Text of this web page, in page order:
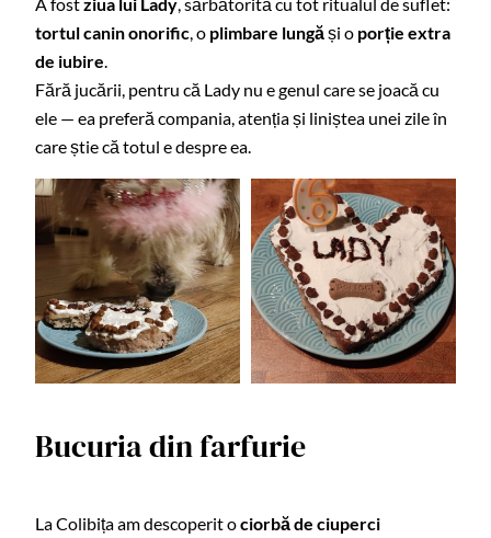
tortul canin onorific, o plimbare lungăși o porție extra
de iubire.
Fără jucării, pentru că Lady nu e genul care se joacă cu
ele — ea preferă compania, atenția și liniștea unei zile în
care știe că totul e despre ea.
Bucuria din farfurie
La Colibița am descoperit ociorbă de ciuperci